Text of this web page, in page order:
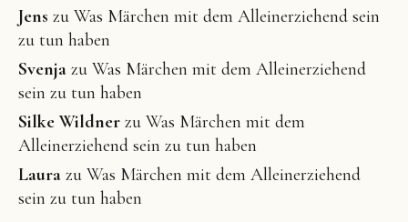
Jens zu Was Märchen mit dem Alleinerziehend sein
zu tun haben
Svenja zu Was Märchen mit dem Alleinerziehend
sein zu tun haben
Silke Wildner zu Was Märchen mit dem
Alleinerziehend sein zu tun haben
Laura zu Was Märchen mit dem Alleinerziehend
sein zu tun haben